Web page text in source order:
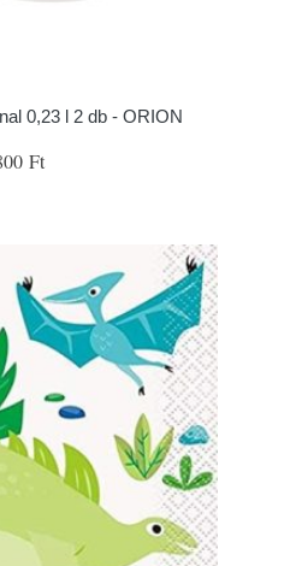
0,23 l 2 db - ORION
Ft